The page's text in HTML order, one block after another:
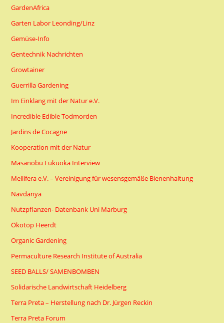
GardenAfrica
Garten Labor Leonding/Linz
Gemüse-Info
Gentechnik Nachrichten
Growtainer
Guerrilla Gardening
Im Einklang mit der Natur e.V.
Incredible Edible Todmorden
Jardins de Cocagne
Kooperation mit der Natur
Masanobu Fukuoka Interview
Mellifera e.V. – Vereinigung für wesensgemäße Bienenhaltung
Navdanya
Nutzpflanzen- Datenbank Uni Marburg
Ökotop Heerdt
Organic Gardening
Permaculture Research Institute of Australia
SEED BALLS/ SAMENBOMBEN
Solidarische Landwirtschaft Heidelberg
Terra Preta – Herstellung nach Dr. Jürgen Reckin
Terra Preta Forum